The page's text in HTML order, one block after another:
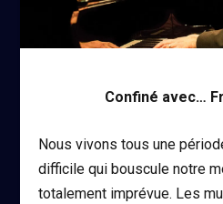
Confiné avec…
Nous vivons tous une
difficile qui bouscule notre
totalement imprévue. Les